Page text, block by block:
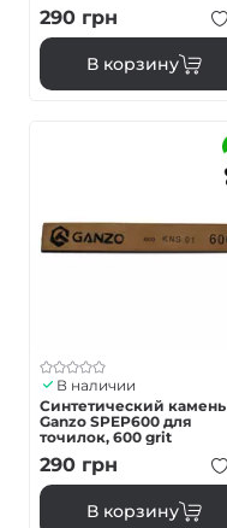
290 грн
В корзину
В наличии
Синтетический камень
Ganzo SPEP600 для
точилок, 600 grit
290 грн
В корзину